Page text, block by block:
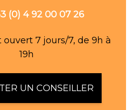
(0) 4 92 00 07 26
ouvert 7 jours/7, de 9h à
19h
UN CONSEILLER